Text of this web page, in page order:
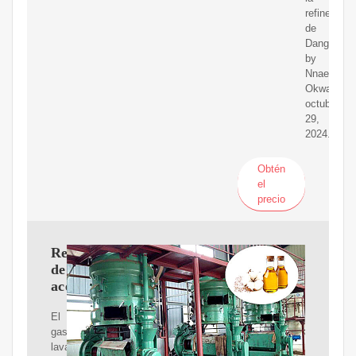
refinería
de
Dangote.
by
Nnaemeka
Okwara.
octubre
29,
2024.
Obtén
el
precio
Refinería
de
aceite
El
gas
lavado